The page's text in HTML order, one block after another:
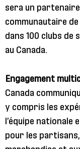
sera un
communautaire
dans 100 clubs
au Canada.
Engagement
Canada
y compris les
l’équipe nationale
pour les